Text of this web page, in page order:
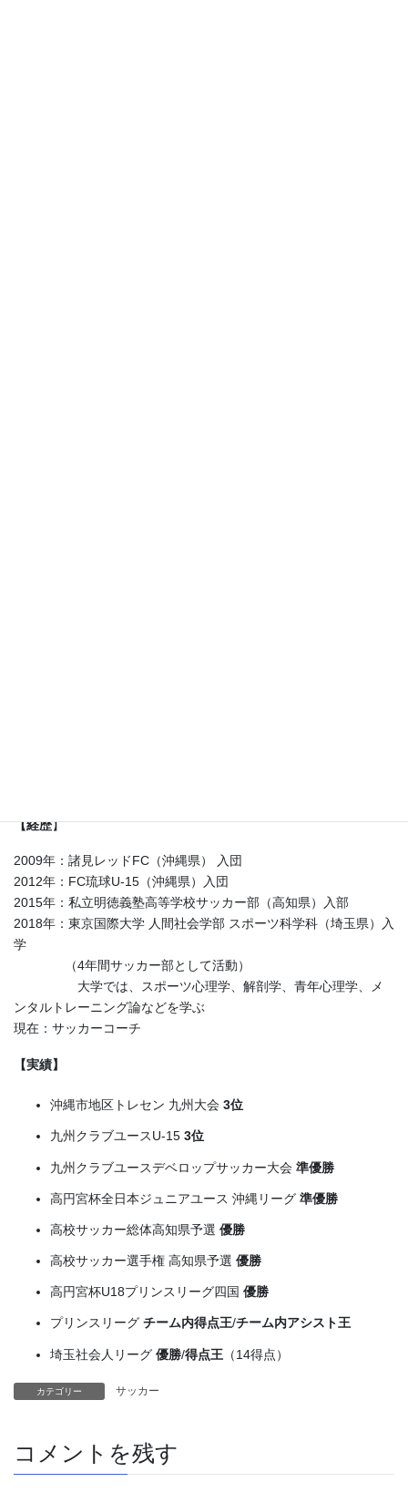
【経歴】
2009年：諸見レッドFC（沖縄県） 入団
2012年：FC琉球U-15（沖縄県）入団
2015年：私立明徳義塾高等学校サッカー部（高知県）入部
2018年：東京国際大学 人間社会学部 スポーツ科学科（埼玉県）入
学
（4年間サッカー部として活動）
大学では、スポーツ心理学、解剖学、青年心理学、メ
ンタルトレーニング論などを学ぶ
現在：サッカーコーチ
【実績】
沖縄市地区トレセン 九州大会 3位
九州クラブユースU-15 3位
九州クラブユースデベロップサッカー大会 準優勝
高円宮杯全日本ジュニアユース 沖縄リーグ 準優勝
高校サッカー総体高知県予選 優勝
高校サッカー選手権 高知県予選 優勝
高円宮杯U18プリンスリーグ四国 優勝
プリンスリーグ チーム内得点王/チーム内アシスト王
埼玉社会人リーグ 優勝/得点王 （14得点）
カテゴリー サッカー
コメントを残す